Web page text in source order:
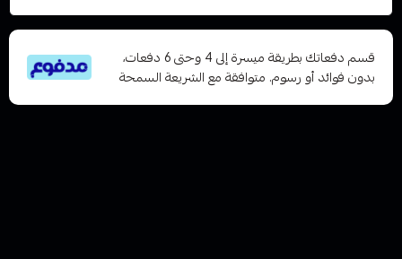
قسم دفعاتك بطريقة ميسرة إلى 4 وحتى 6 دفعات،
بدون فوائد أو رسوم. متوافقة مع الشريعة السمحة